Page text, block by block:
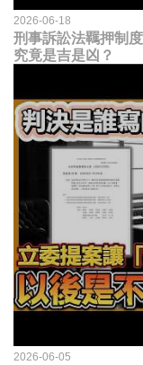
2026-06-18
刑事訴訟法羈押制
究竟是吉是凶？
2026-06-05